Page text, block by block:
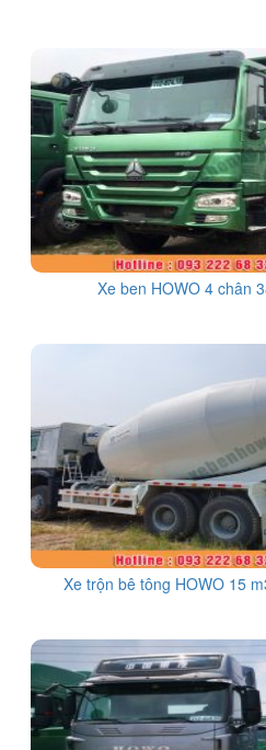
Xe ben HOWO 4 chân
Xe trộn bê tông HOWO 15